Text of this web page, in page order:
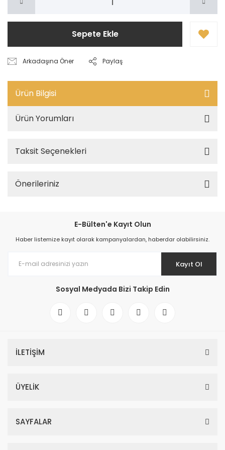
Sepete Ekle
Arkadaşına Öner Paylaş
Ürün Bilgisi
Ürün Yorumları
Taksit Seçenekleri
Önerileriniz
E-Bülten'e Kayıt Olun
Haber listemize kayıt olarak kampanyalardan, haberdar olabilirsiniz.
Kayıt Ol
Sosyal Medyada Bizi Takip Edin
İLETİŞİM
ÜYELİK
SAYFALAR